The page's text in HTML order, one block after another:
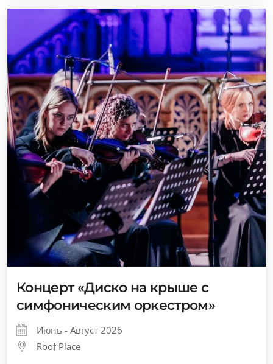
Концерт «Диско на крыше с
симфоническим оркестром»
Июнь - Август 2026
Roof Place